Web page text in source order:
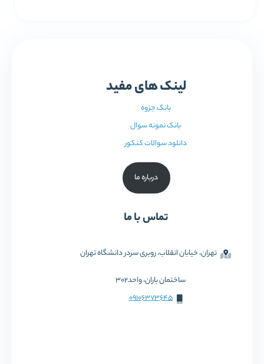
لینک های مفید
بانک جزوه
بانک نمونه سوال
دانلود سوالات کنکور
درباره ما
تماس با ما
تهران، خیابان انقلاب، روبری سردر دانشگاه تهران
ساختمان باران، واحد302
09106373645